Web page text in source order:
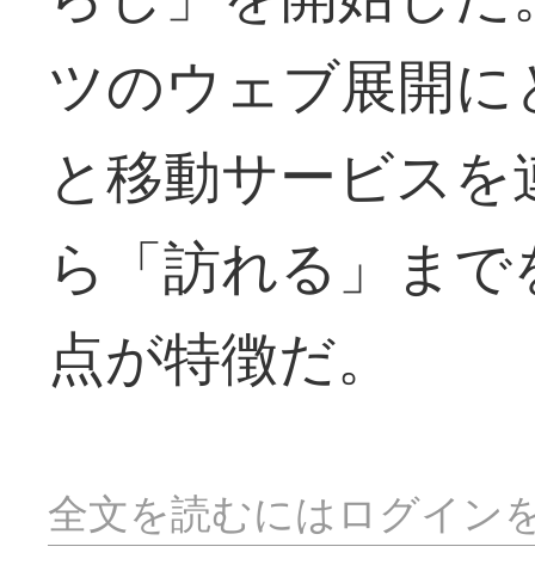
ツのウェブ展開
と移動サービス
ら「訪れる」ま
点が特徴だ。
全文を読むにはログイン